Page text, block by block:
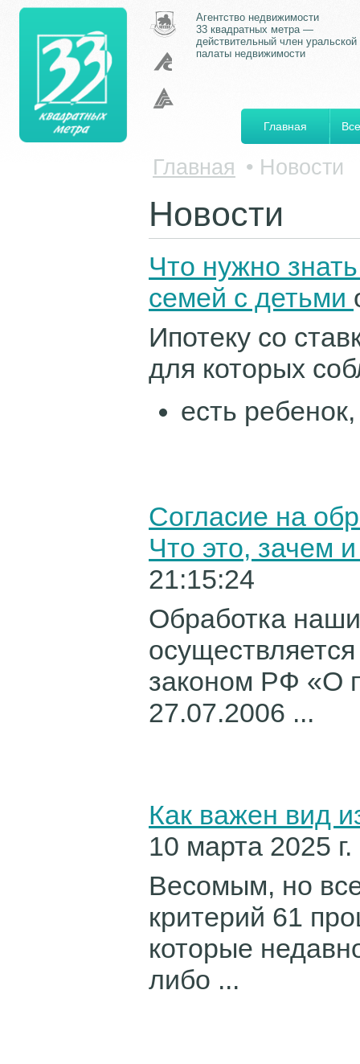
Главная
Агентство недвижимости
33 квадратных метра —
действительный член уральской
палаты недвижимости
Главная • Новости
Новости
Что нужно
семей с детьми
Ипотеку со
для которых
есть
Согласие на
Что это, зачем
21:15:24
Обработка
законом РФ «О
27.07.2006 ...
Как важен вид
10 марта 2025
Весомым, но
критерий 61
которые
либо ...